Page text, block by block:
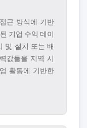
근 방식에 기반
기업 수익 데이
및 설치 또는 배
값들을 지역 시
활동에 기반한